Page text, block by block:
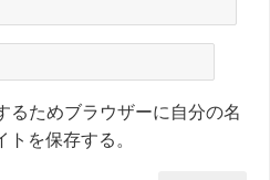
るためブラウザーに自分の名
を保存する。